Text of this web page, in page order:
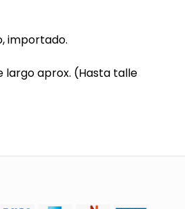
importado.
largo aprox. (Hasta talle